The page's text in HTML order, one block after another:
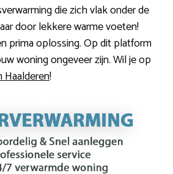
die zich vlak onder de
door lekkere warme voeten!
prima oplossing. Op dit platform
woning ongeveer zijn. Wil je op
Haalderen!